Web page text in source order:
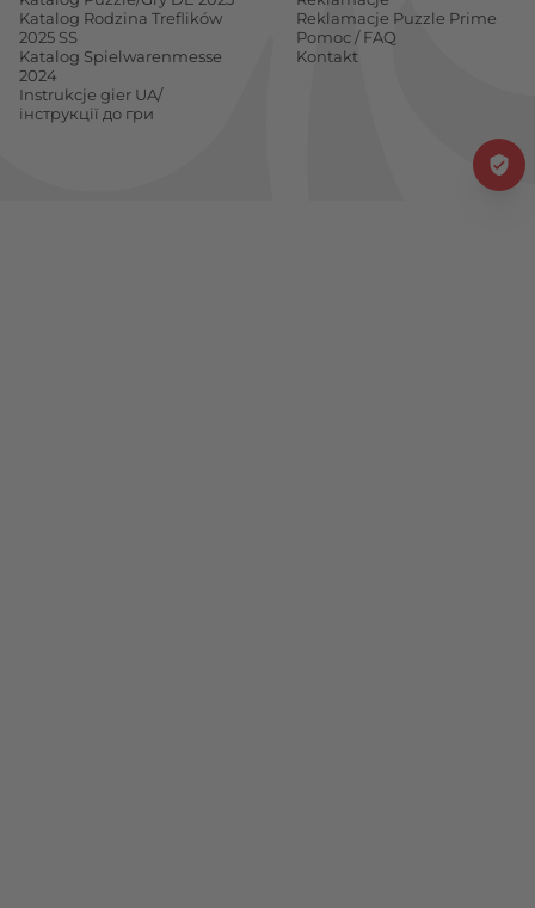
Katalog Rodzina Treflików
2025 SS
Katalog Spielwarenmesse
2024
Instrukcje gier UA/
інструкції до гри
Reklamacje Puzzle Prime
Pomoc / FAQ
Kontakt